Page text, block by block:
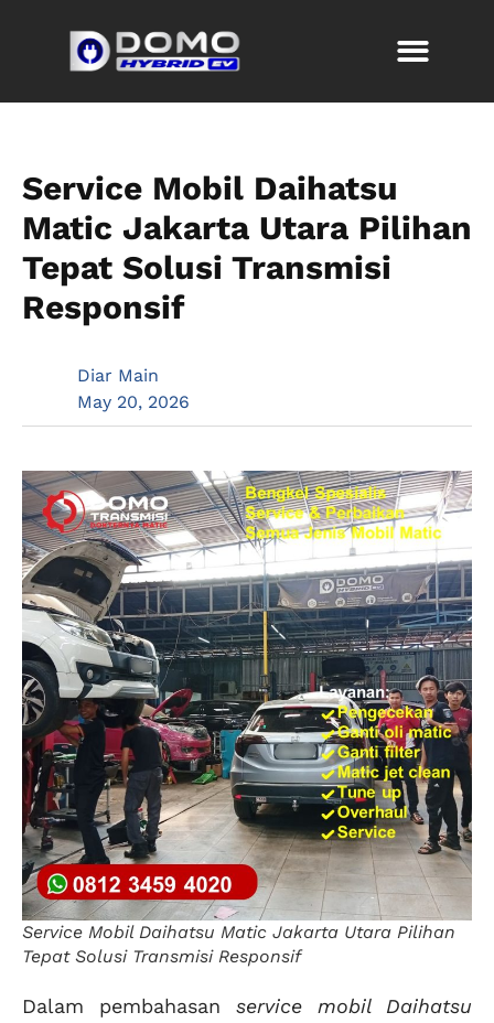
Service Mobil Daihatsu
Matic Jakarta Utara Pilihan
Tepat Solusi Transmisi
Responsif
Diar Main
May 20, 2026
Service Mobil Daihatsu Matic Jakarta Utara Pilihan
Tepat Solusi Transmisi Responsif
Dalam pembahasan service mobil Daihatsu